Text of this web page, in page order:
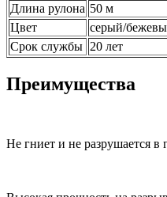
Длина рулона 50 м
Цвет
серый/
Срок службы 20 лет
Преимущества
Не гниет и не разрушается в